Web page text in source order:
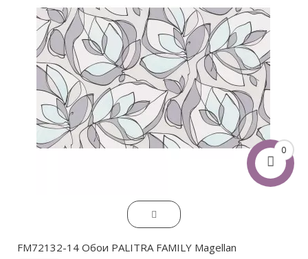
0
FM72132-14 Обои PALITRA FAMILY Magellan